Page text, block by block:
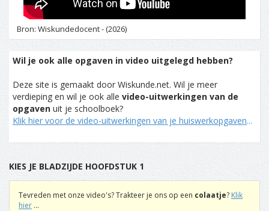
Bron: Wiskundedocent - (2026)
Wil je ook alle opgaven in video uitgelegd hebben?
Deze site is gemaakt door Wiskunde.net. Wil je meer
verdieping en wil je ook alle video-uitwerkingen van de
opgaven uit je schoolboek?
Klik hier voor de video-uitwerkingen van je huiswerkopgaven...
KIES JE BLADZIJDE HOOFDSTUK 1
Tevreden met onze video's? Trakteer je ons op een colaatje? Klik
hier ...